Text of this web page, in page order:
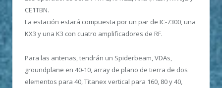
CE1TBN.
La estación estará compuesta por un par de IC-7300, una
KX3 y una K3 con cuatro amplificadores de RF.
Para las antenas, tendrán un Spiderbeam, VDAs,
groundplane en 40-10, array de plano de tierra de dos
elementos para 40, Titanex vertical para 160, 80 y 40,